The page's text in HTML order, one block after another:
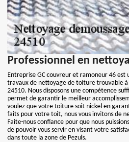
Professionnel en
Entreprise GC couvreur et ramoneur 46
travaux de nettoyage de toiture trouvable à
24510. Nous disposons une compétence
permet de garantir le meilleur
voulez que votre toiture soit nickel en
faits pour votre toit, nous vous invitons de
Faite-nous confiance pour que nous
de pouvoir vous servir en visant votre
dans toute la zone de Pezuls.